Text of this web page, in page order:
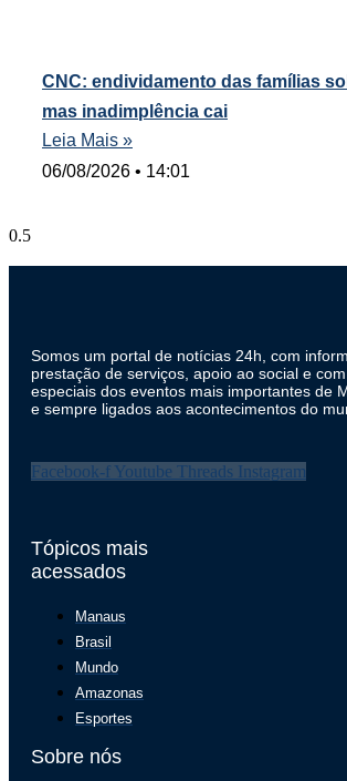
CNC: endividamento das famílias
mas inadimplência cai
Leia Mais »
06/08/2026
14:01
Somos um portal de notícias 24h, com
prestação de serviços, apoio ao social e
especiais dos eventos mais importantes de
e sempre ligados aos acontecimentos do
Facebook-f Youtube Threads Instagram
Tópicos mais
acessados
Manaus
Brasil
Mundo
Amazonas
Esportes
Sobre nós